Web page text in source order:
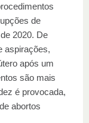
de
2020. De
aspirações,
após um
são mais
é provocada,
abortos